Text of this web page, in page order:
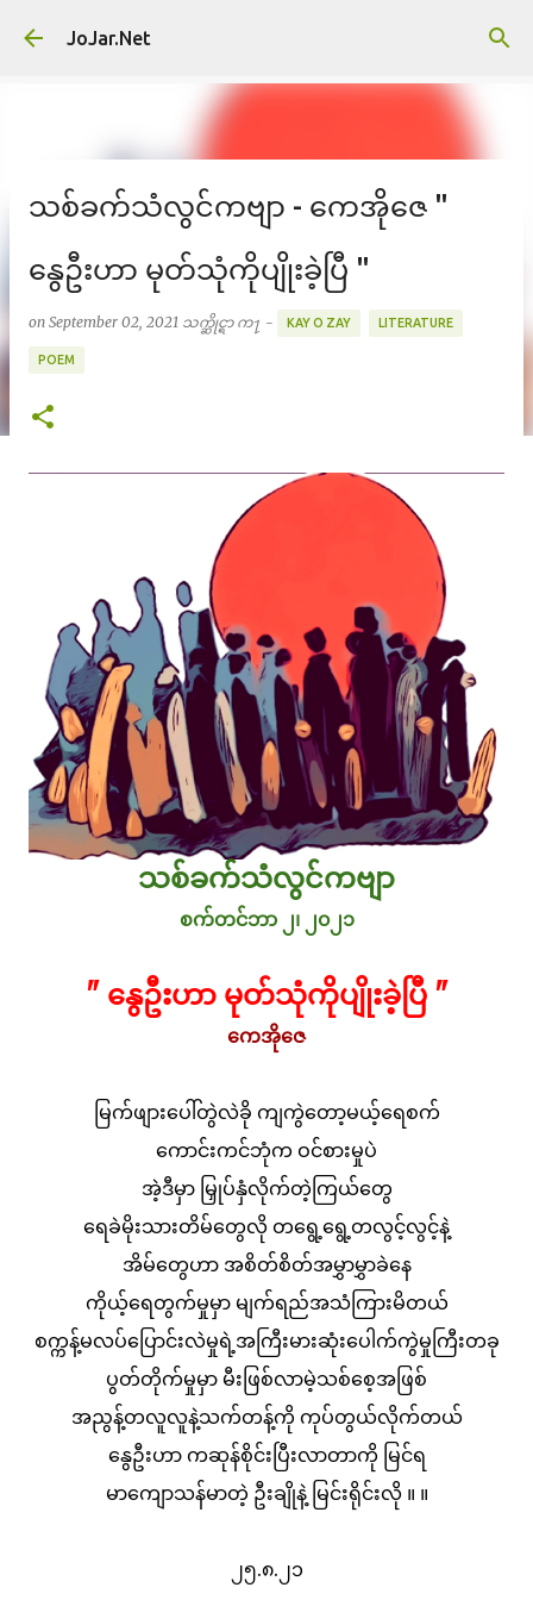
JoJar.Net
သစ်ခက်သံလွင်ကဗျာ - ကေအိုဇေ "
နွေဦးဟာ မုတ်သုံကိုပျိုးခဲ့ပြီ "
on September 02, 2021 သက္ဆိုင္ရာ က႑ - KAY O ZAY LITERATURE
POEM
သစ်ခက်သံလွင်ကဗျာ
စက်တင်ဘာ ၂၊ ၂၀၂၁
" နွေဦးဟာ မုတ်သုံကိုပျိုးခဲ့ပြီ "
ကေအိုဇေ
မြက်ဖျားပေါ်တွဲလဲခို ကျကွဲတော့မယ့်ရေစက်
ကောင်းကင်ဘုံက ဝင်စားမှုပဲ
အဲ့ဒီမှာ မြှုပ်နှံလိုက်တဲ့ကြယ်တွေ
ရေခဲမိုးသားတိမ်တွေလို တရွေ့ရွေ့တလွင့်လွင့်နဲ့
အိမ်တွေဟာ အစိတ်စိတ်အမွှာမွှာခဲနေ
ကိုယ့်ရေတွက်မှုမှာ မျက်ရည်အသံကြားမိတယ်
စက္ကန့်မလပ်ပြောင်းလဲမှုရဲ့အကြီးမားဆုံးပေါက်ကွဲမှုကြီးတခု
ပွတ်တိုက်မှုမှာ မီးဖြစ်လာမဲ့သစ်စေ့အဖြစ်
အညွန့်တလူလူနဲ့သက်တန့်ကို ကုပ်တွယ်လိုက်တယ်
နွေဦးဟာ ကဆုန်စိုင်းပြီးလာတာကို မြင်ရ
မာကျောသန်မာတဲ့ ဦးချိုနဲ့ မြင်းရိုင်းလို ။ ။
၂၅.၈.၂၁